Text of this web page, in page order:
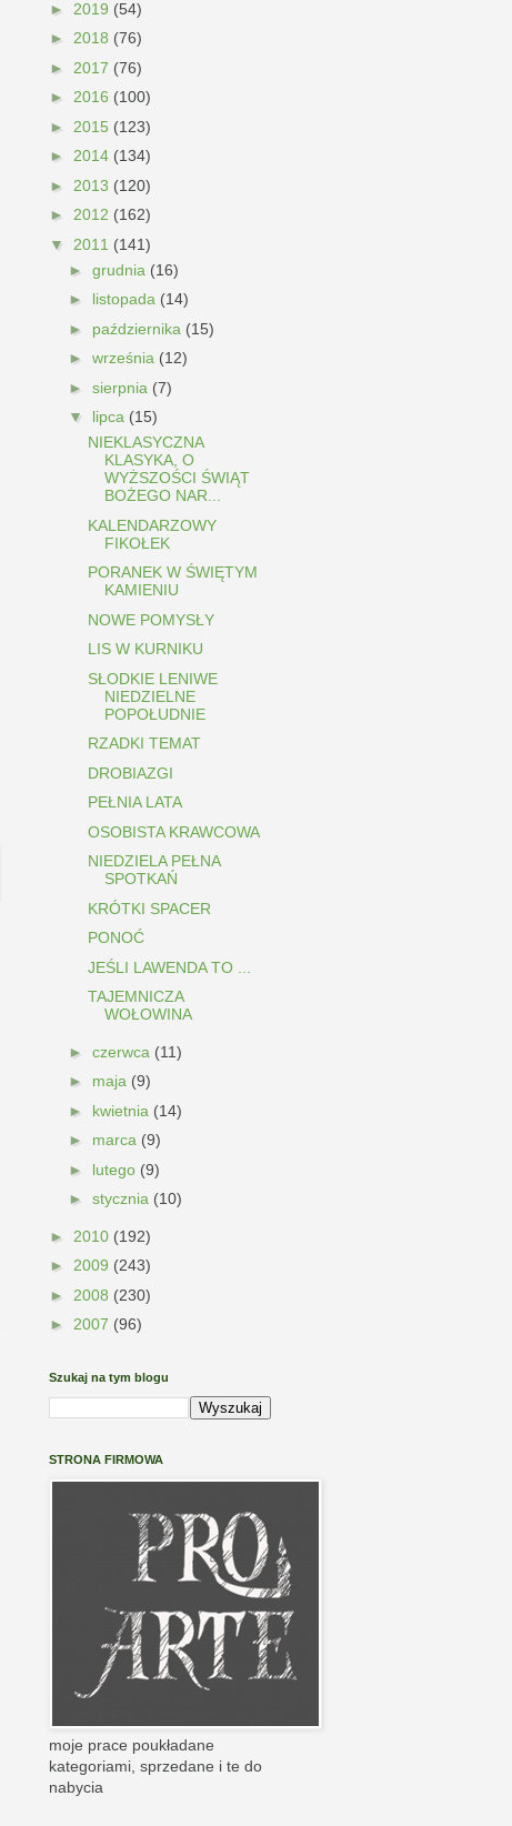
► 2019 (54)
► 2018 (76)
► 2017 (76)
► 2016 (100)
► 2015 (123)
► 2014 (134)
► 2013 (120)
► 2012 (162)
▼ 2011 (141)
► grudnia (16)
► listopada (14)
► października (15)
► września (12)
► sierpnia (7)
▼ lipca (15)
NIEKLASYCZNA
KLASYKA, O
WYŻSZOŚCI ŚWIĄT
BOŻEGO NAR...
KALENDARZOWY
FIKOŁEK
PORANEK W ŚWIĘTYM
KAMIENIU
NOWE POMYSŁY
LIS W KURNIKU
SŁODKIE LENIWE
NIEDZIELNE
POPOŁUDNIE
RZADKI TEMAT
DROBIAZGI
PEŁNIA LATA
OSOBISTA KRAWCOWA
NIEDZIELA PEŁNA
SPOTKAŃ
KRÓTKI SPACER
PONOĆ
JEŚLI LAWENDA TO ...
TAJEMNICZA
WOŁOWINA
► czerwca (11)
► maja (9)
► kwietnia (14)
► marca (9)
► lutego (9)
► stycznia (10)
► 2010 (192)
► 2009 (243)
► 2008 (230)
► 2007 (96)
Szukaj na tym blogu
STRONA FIRMOWA
moje prace poukładane
kategoriami, sprzedane i te do
nabycia